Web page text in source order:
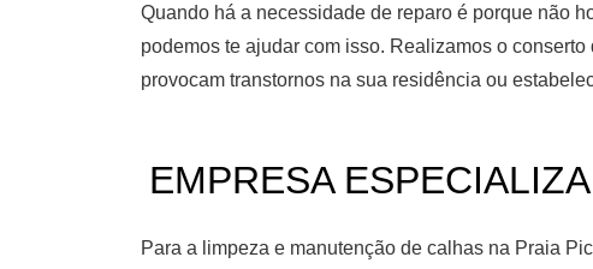
Quando há a necessidade de reparo é porque não
podemos te ajudar com isso. Realizamos o
provocam transtornos na sua residência ou
EMPRESA
Para a limpeza e manutenção de calhas na Praia